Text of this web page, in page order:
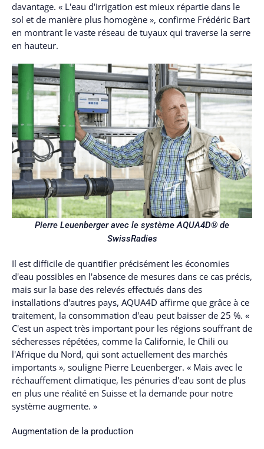
davantage. « L'eau d'irrigation est mieux répartie dans le
sol et de manière plus homogène », confirme Frédéric Bart
en montrant le vaste réseau de tuyaux qui traverse la serre
en hauteur.
Pierre Leuenberger avec le système AQUA4D® de
SwissRadies
Il est difficile de quantifier précisément les économies
d'eau possibles en l'absence de mesures dans ce cas précis,
mais sur la base des relevés effectués dans des
installations d'autres pays, AQUA4D affirme que grâce à ce
traitement, la consommation d'eau peut baisser de 25 %. «
C'est un aspect très important pour les régions souffrant de
sécheresses répétées, comme la Californie, le Chili ou
l'Afrique du Nord, qui sont actuellement des marchés
importants », souligne Pierre Leuenberger. « Mais avec le
réchauffement climatique, les pénuries d'eau sont de plus
en plus une réalité en Suisse et la demande pour notre
système augmente. »
Augmentation de la production